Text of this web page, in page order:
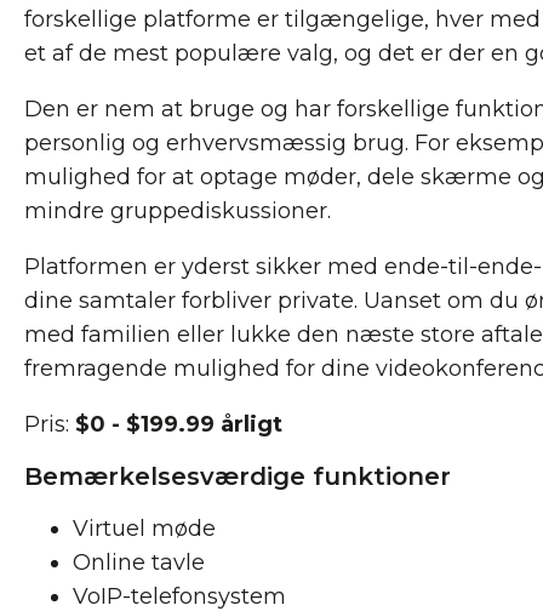
forskellige platforme er tilgængelige, hver
et af de mest populære valg, og det er der en
Den er nem at bruge og har forskellige
personlig og erhvervsmæssig brug. For
mulighed for at optage møder, dele skærme
mindre gruppediskussioner.
Platformen er yderst sikker med ende-til-
dine samtaler forbliver private. Uanset om du
med familien eller lukke den næste store
fremragende mulighed for dine
Pris: $0 - $199.99 årligt
Bemærkelsesværdige funktioner
Virtuel møde
Online tavle
VoIP-telefonsystem